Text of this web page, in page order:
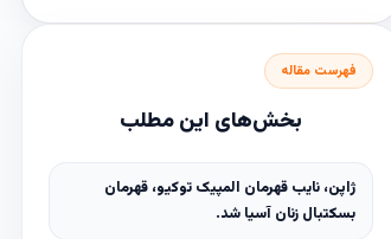
فهرست مقاله
بخش‌های این مطلب
ژاپن، نایب قهرمان المپیک توکیو، قهرمان
بسکتبال زنان آسیا شد.